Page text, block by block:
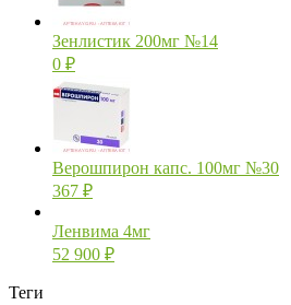
Зенлистик 200мг №14
0 ₽
Верошпирон капс. 100мг №30
367 ₽
Ленвима 4мг
52 900 ₽
Теги